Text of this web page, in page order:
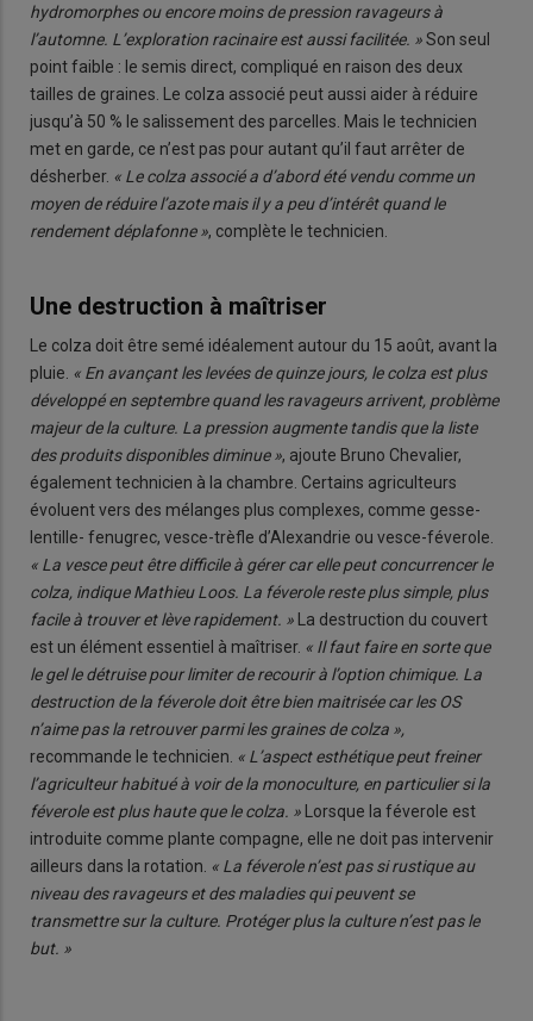
hydromorphes ou encore moins de pression ravageurs à
l’automne. L’exploration racinaire est aussi facilitée. »Son seul
point faible : le semis direct, compliqué en raison des deux
tailles de graines. Le colza associé peut aussi aider à réduire
jusqu’à 50 % le salissement des parcelles. Mais le technicien
met en garde, ce n’est pas pour autant qu’il faut arrêter de
désherber. « Le colza associé a d’abord été vendu comme un
moyen de réduire l’azote mais il y a peu d’intérêt quand le
rendement déplafonne », complète le technicien.
Une destruction à maîtriser
Le colza doit être semé idéalement autour du 15 août, avant la
pluie. « En avançant les levées de quinze jours, le colza est plus
développé en septembre quand les ravageurs arrivent, problème
majeur de la culture. La pression augmente tandis que la liste
des produits disponibles diminue », ajoute Bruno Chevalier,
également technicien à la chambre. Certains agriculteurs
évoluent vers des mélanges plus complexes, comme gesse-
lentille- fenugrec, vesce-trèfle d’Alexandrie ou vesce-féverole.
« La vesce peut être difficile à gérer car elle peut concurrencer le
colza, indique Mathieu Loos. La féverole reste plus simple, plus
facile à trouver et lève rapidement. » La destruction du couvert
est un élément essentiel à maîtriser. « Il faut faire en sorte que
le gel le détruise pour limiter de recourir à l’option chimique. La
destruction de la féverole doit être bien maitrisée car les OS
n’aime pas la retrouver parmi les graines de colza »,
recommande le technicien. « L’aspect esthétique peut freiner
l’agriculteur habitué à voir de la monoculture, en particulier si la
féverole est plus haute que le colza. » Lorsque la féverole est
introduite comme plante compagne, elle ne doit pas intervenir
ailleurs dans la rotation. « La féverole n’est pas si rustique au
niveau des ravageurs et des maladies qui peuvent se
transmettre sur la culture. Protéger plus la culture n’est pas le
but. »